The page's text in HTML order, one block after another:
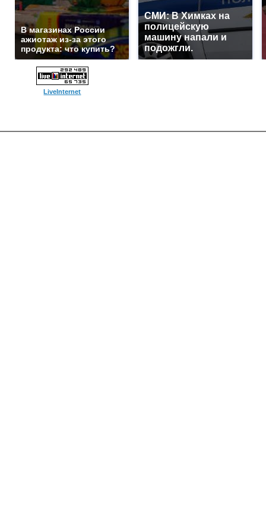
В магазинах России
ажиотаж из-за этого
продукта: что купить?
СМИ: В Химках на
полицейскую
машину напали и
подожгли.
LiveInternet